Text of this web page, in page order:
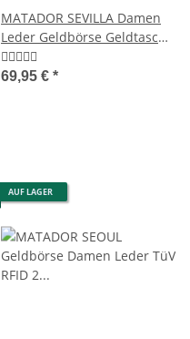
MATADOR SEVILLA Damen
Leder Geldbörse Geldtasche
10 Farben
69,95 € *
AUF LAGER